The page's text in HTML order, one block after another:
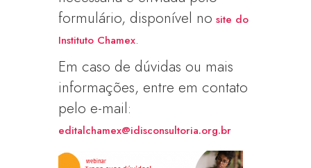
formulário, disponível no site do
Instituto Chamex.
Em caso de dúvidas ou mais
informações, entre em contato
pelo e-mail:
editalchamex@idisconsultoria.org.br